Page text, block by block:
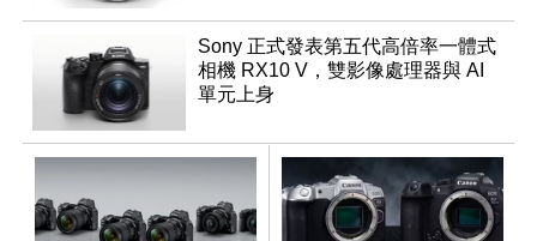
Sony 正式發表第五代高倍率一體式
相機 RX10 V，雙影像處理器與 AI
單元上身